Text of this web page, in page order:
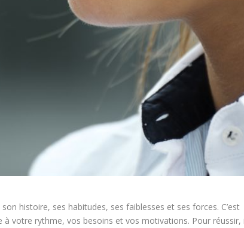
histoire, ses habitudes, ses faiblesses et ses forces. C’est
à votre rythme, vos besoins et vos motivations. Pour réussir,